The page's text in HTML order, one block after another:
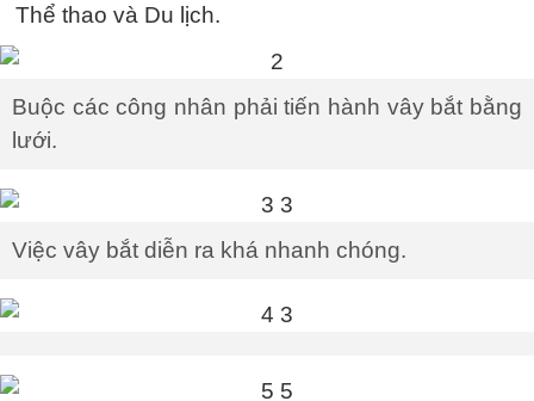
Thể thao và Du lịch.
Buộc các công nhân phải tiến hành vây bắt bằng
lưới.
Việc vây bắt diễn ra khá nhanh chóng.